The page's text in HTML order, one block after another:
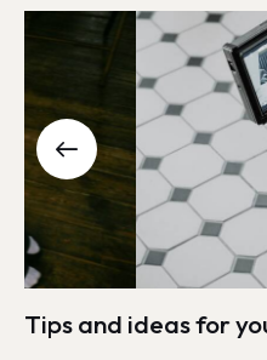
Tips and ideas for